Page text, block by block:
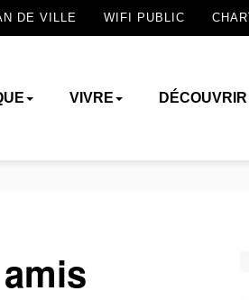
DE VILLE WIFI PUBLIC
VIVRE DÉCOUVRIR